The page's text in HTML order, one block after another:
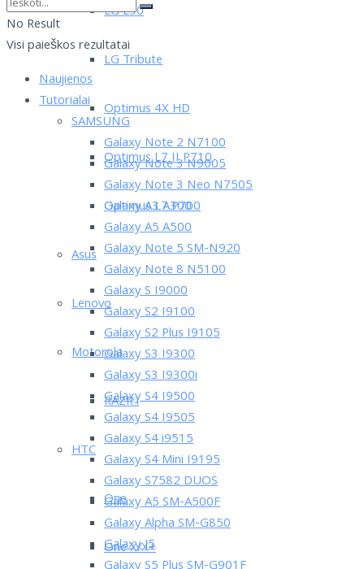
LG L90
LG Tribute
Optimus 4X HD
Optimus L7 II P710
Optimus L7 P700
Asus
Lenovo
Motorola
RAZR i
HTC
One
One X/X+
No Result
Visi paieškos rezultatai
Naujienos
Tutorialai
SAMSUNG
Galaxy Note 2 N7100
Galaxy Note 3 N9005
Galaxy Note 3 Neo N7505
Galaxy A3 A300
Galaxy A5 A500
Galaxy Note 5 SM-N920
Galaxy Note 8 N5100
Galaxy S I9000
Galaxy S2 I9100
Galaxy S2 Plus I9105
Galaxy S3 I9300
Galaxy S3 I9300i
Galaxy S4 I9500
Galaxy S4 I9505
Galaxy S4 i9515
Galaxy S4 Mini I9195
Galaxy S7582 DUOS
Galaxy A5 SM-A500F
Galaxy Alpha SM-G850
Galaxy J5